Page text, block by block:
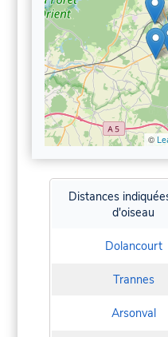
©
Distances
d'oiseau
Dolancourt
Trannes
Arsonval